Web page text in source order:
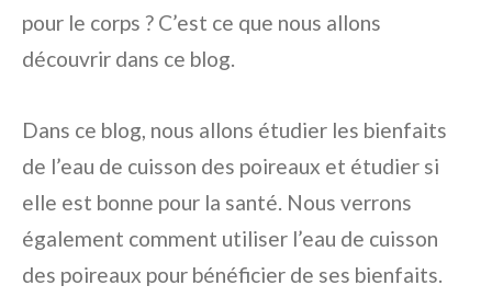
pour le corps ? C’est ce que nous allons
découvrir dans ce blog.
Dans ce blog, nous allons étudier les bienfaits
de l’eau de cuisson des poireaux et étudier si
elle est bonne pour la santé. Nous verrons
également comment utiliser l’eau de cuisson
des poireaux pour bénéficier de ses bienfaits.